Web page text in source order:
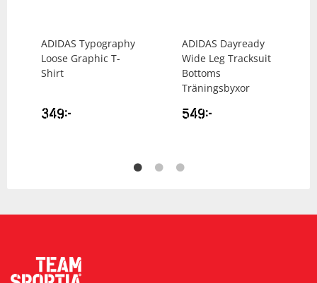
ADIDAS Typography
Loose Graphic T-
Shirt
349kr
ADIDAS Dayready
Wide Leg Tracksuit
Bottoms
Träningsbyxor
549kr